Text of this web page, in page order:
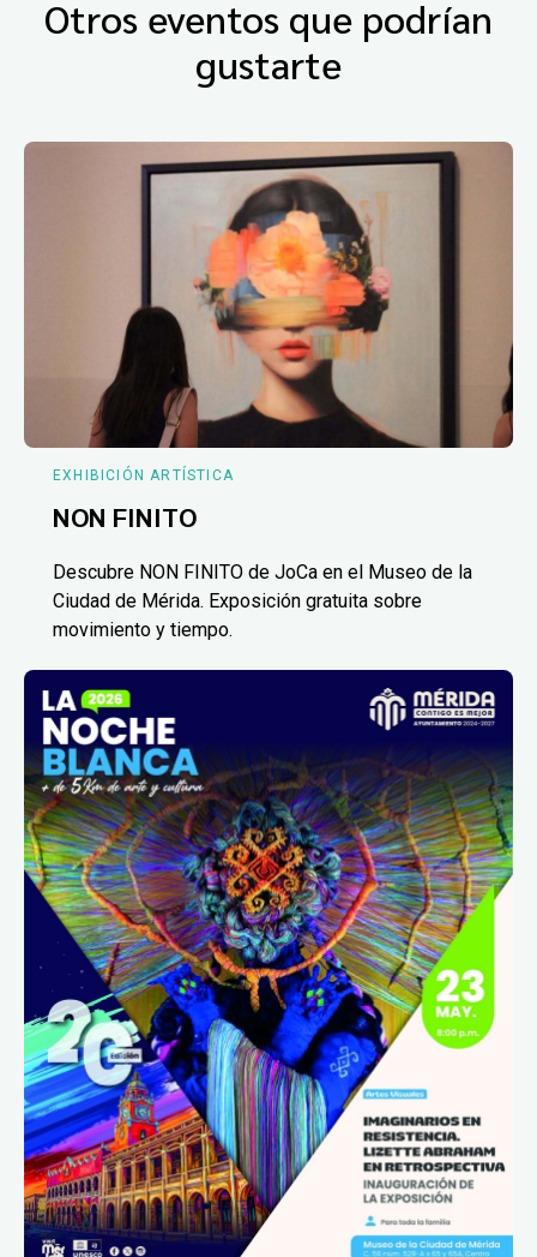
Otros eventos que podrían
gustarte
EXHIBICIÓN ARTÍSTICA
NON FINITO
Descubre NON FINITO de JoCa en el Museo de la
Ciudad de Mérida. Exposición gratuita sobre
movimiento y tiempo.